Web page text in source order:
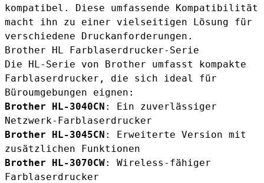
kompatibel. Diese umfassende Kompatibilität
macht ihn zu einer vielseitigen Lösung für
verschiedene Druckanforderungen.
Brother HL Farblaserdrucker-Serie
Die HL-Serie von Brother umfasst kompakte
Farblaserdrucker, die sich ideal für
Büroumgebungen eignen:
Brother HL-3040CN : Ein zuverlässiger
Netzwerk-Farblaserdrucker
Brother HL-3045CN : Erweiterte Version mit
zusätzlichen Funktionen
Brother HL-3070CW: Wireless-fähiger
Farblaserdrucker